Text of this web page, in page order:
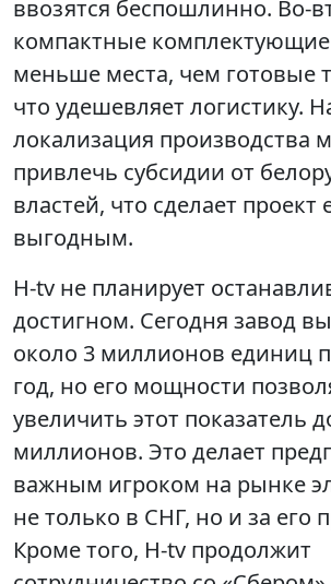
ввозятся беспошлинно. Во-
компактные
меньше места, чем готовые
что удешевляет логистику.
локализация производства
привлечь субсидии от
властей, что сделает
выгодным.
H-tv не планирует
достигном. Сегодня завод
около 3 миллионов единиц
год, но его мощности
увеличить этот показатель
миллионов. Это делает
важным игроком на рынке
не только в СНГ, но и за его
Кроме того, H-tv продолжит